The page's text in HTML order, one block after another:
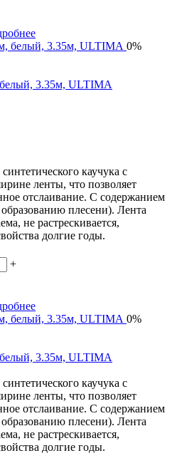
0%
3.35м, ULTIMA
каучука с
ленты, что позволяет
отслаивание. С содержанием
плесени). Лента
не растрескивается,
долгие годы.
+
0%
3.35м, ULTIMA
каучука с
ленты, что позволяет
отслаивание. С содержанием
плесени). Лента
не растрескивается,
долгие годы.